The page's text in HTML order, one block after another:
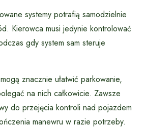
systemy potrafią samodzielnie
Kierowca musi jedynie kontrolować
gdy system sam steruje
znacznie ułatwić parkowanie,
na nich całkowicie. Zawsze
do przejęcia kontroli nad pojazdem
manewru w razie potrzeby.